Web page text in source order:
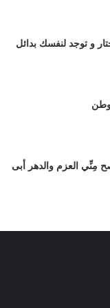
و توجد لنفسك بدائل
مِنِّي العزم والدهر أبى